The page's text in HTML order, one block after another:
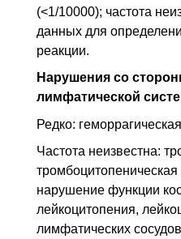
(<1/10000); частота
данных для
реакции.
Нарушения со
лимфатической
Редко:
Частота неизвестна:
тромбоцитопеническая
нарушение функции
лейкоцитопения,
лимфатических